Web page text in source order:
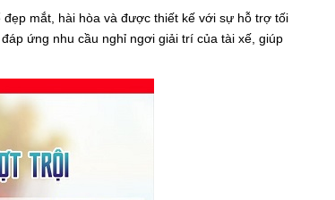
mắt, hài hòa và được thiết kế với sự hỗ trợ tối
ứng nhu cầu nghỉ ngơi giải trí của tài xế, giúp